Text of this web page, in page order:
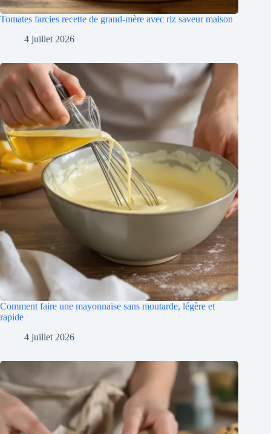
Tomates farcies recette de grand-mère avec riz saveur maison
4 juillet 2026
Comment faire une mayonnaise sans moutarde, légère et
rapide
4 juillet 2026